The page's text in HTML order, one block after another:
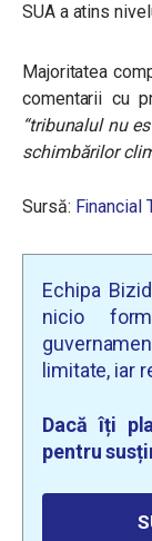
SUA a atins
Majoritatea
comentarii cu
“tribunalul nu
schimbărilor
Sursă: Financial
Echipa
nicio
limitate, iar
Dacă îți
pentru